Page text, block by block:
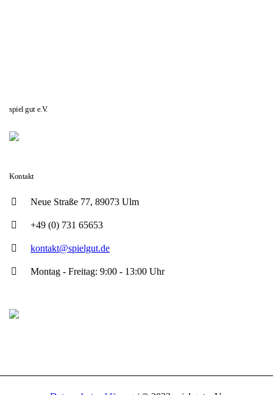
spiel gut e.V.
Kontakt
Neue Straße 77, 89073 Ulm
+49 (0) 731 65653
kontakt@spielgut.de
Montag - Freitag: 9:00 - 13:00 Uhr